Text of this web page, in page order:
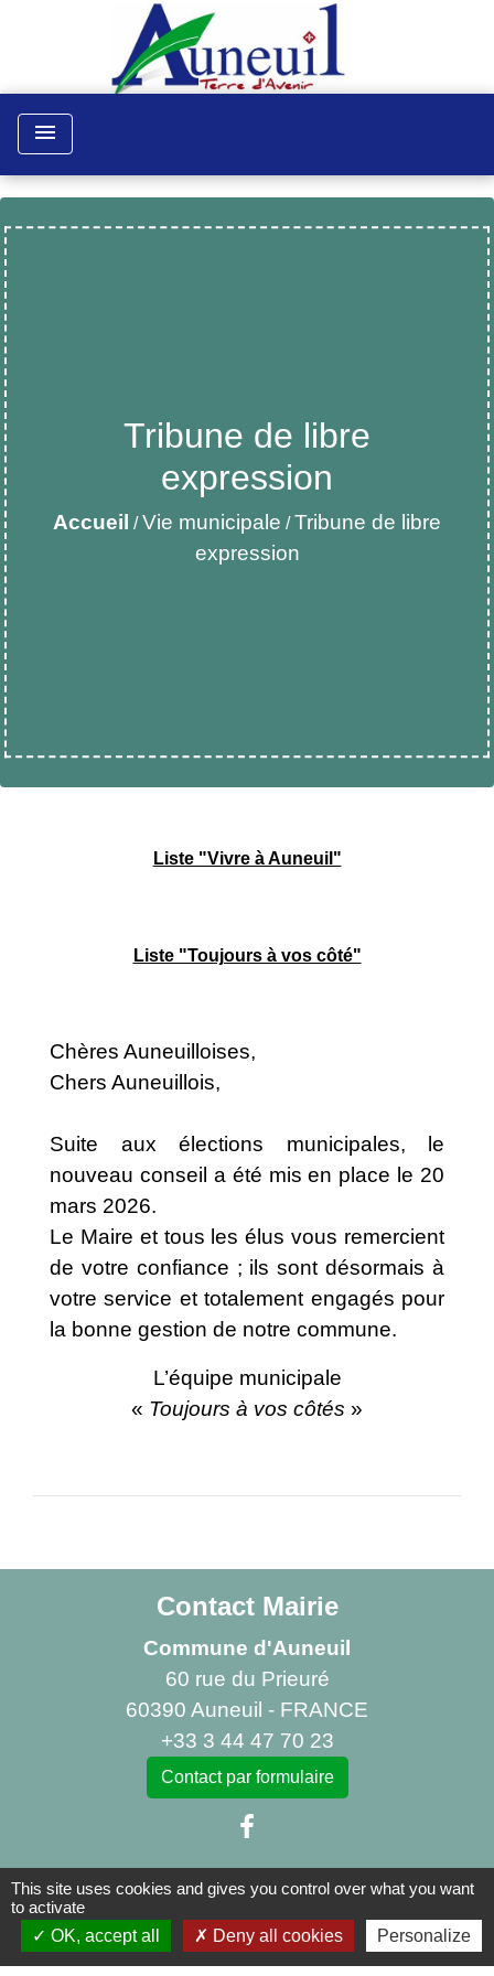
menu
Tribune de libre
expression
Accueil /Vie municipale /Tribune de libre
expression
Liste "Vivre à Auneuil"
Liste "Toujours à vos côté"
Chères Auneuilloises,
Chers Auneuillois,
Suite aux élections municipales, le
nouveau conseil a été mis en place le 20
mars 2026.
Le Maire et tous les élus vous remercient
de votre confiance ; ils sont désormais à
votre service et totalement engagés pour
la bonne gestion de notre commune.
L’équipe municipale
« Toujours à vos côtés »
Contact Mairie
Commune d'Auneuil
60 rue du Prieuré
60390 Auneuil - FRANCE
+33 3 44 47 70 23
Contact par formulaire
Liens
Centre Social Rural La Canopée
This site uses cookies and gives you control over what you want
to activate
OK, accept all
Deny all cookies Personalize